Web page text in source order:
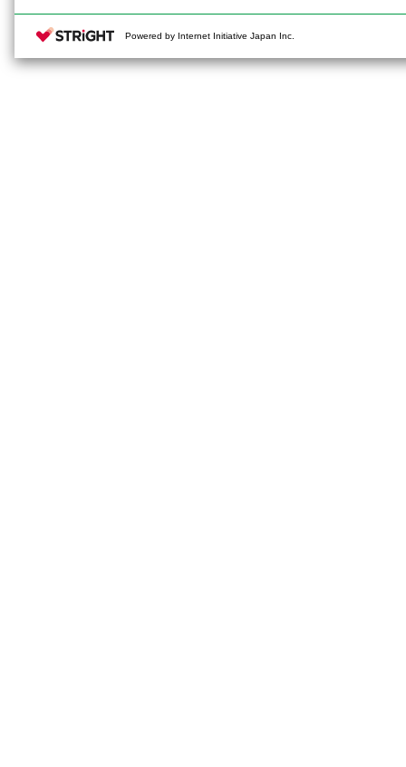
Powered by Internet Initiative Japan Inc.